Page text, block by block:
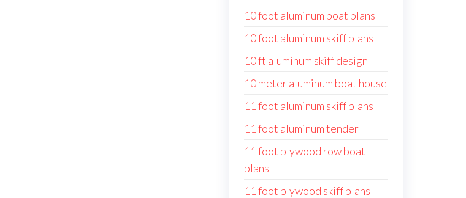
10 foot aluminum boat plans
10 foot aluminum skiff plans
10 ft aluminum skiff design
10 meter aluminum boat house
11 foot aluminum skiff plans
11 foot aluminum tender
11 foot plywood row boat
plans
11 foot plywood skiff plans